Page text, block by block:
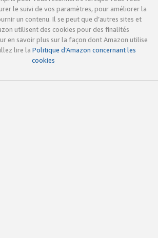
le suivi de vos paramètres, pour améliorer la
un contenu. Il se peut que d’autres sites et
utilisent des cookies pour des finalités
en savoir plus sur la façon dont Amazon utilise
lire la Politique d’Amazon concernant les
cookies